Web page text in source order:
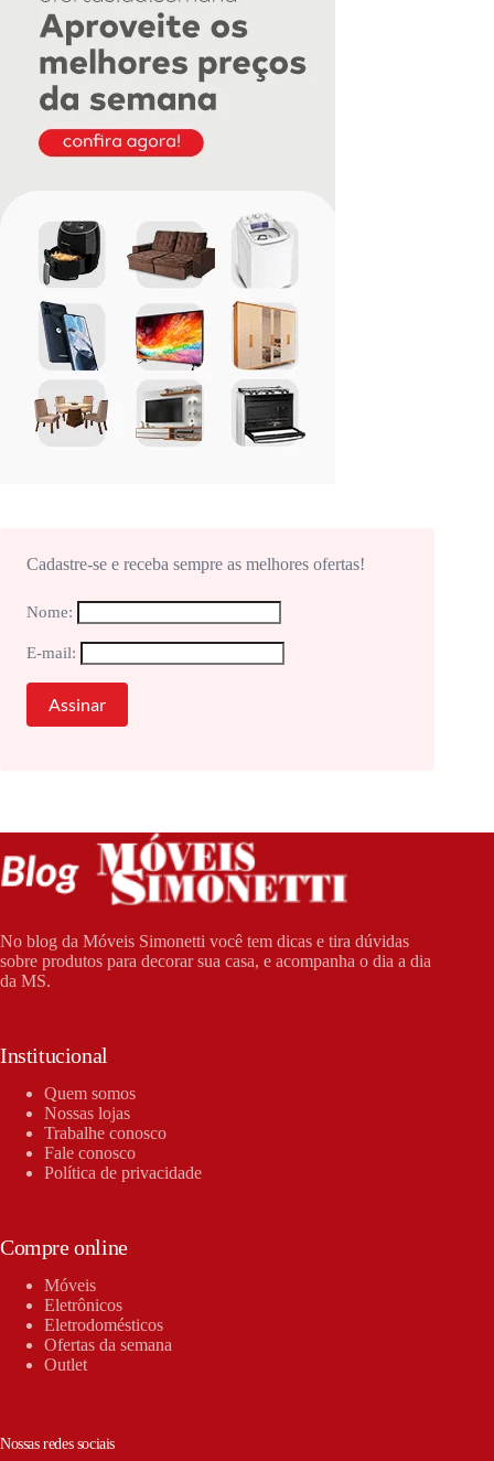
Cadastre-se e receba sempre as melhores ofertas!
Nome:
E-mail:
No blog da Móveis Simonetti você tem dicas e tira dúvidas
sobre produtos para decorar sua casa, e acompanha o dia a dia
da MS.
Institucional
Quem somos
Nossas lojas
Trabalhe conosco
Fale conosco
Política de privacidade
Compre online
Móveis
Eletrônicos
Eletrodomésticos
Ofertas da semana
Outlet
Nossas redes sociais